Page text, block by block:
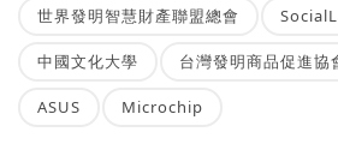
世界發明智慧財產聯盟總會
中國文化大學 台灣發明商品促進協
ASUS Microchip